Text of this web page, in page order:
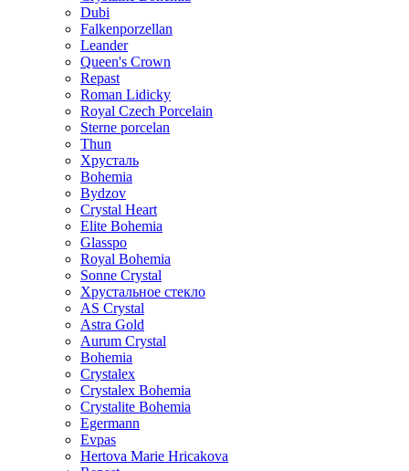
Dubi
Falkenporzellan
Leander
Queen's Crown
Repast
Roman Lidicky
Royal Czech Porcelain
Sterne porcelan
Thun
Хрусталь
Bohemia
Bydzov
Crystal Heart
Elite Bohemia
Glasspo
Royal Bohemia
Sonne Crystal
Хрустальное стекло
AS Crystal
Astra Gold
Aurum Crystal
Bohemia
Crystalex
Crystalex Bohemia
Crystalite Bohemia
Egermann
Evpas
Hertova Marie Hricakova